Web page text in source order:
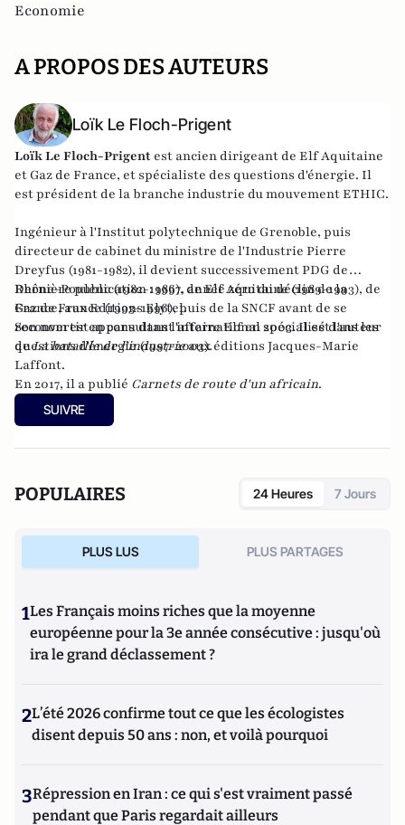
Economie
A PROPOS DES AUTEURS
Loïk Le Floch-Prigent
Loïk Le Floch-Prigent est ancien dirigeant de Elf Aquitaine
et Gaz de France, et spécialiste des questions d'énergie. Il
est président de la branche industrie du mouvement ETHIC.
Ingénieur à l'Institut polytechnique de Grenoble, puis
directeur de cabinet du ministre de l'Industrie Pierre
Dreyfus (1981-1982), il devient successivement PDG de
Rhône-Poulenc (1982-1986), de Elf Aquitaine (1989-1993), de
Gaz de France (1993-1996), puis de la SNCF avant de se
reconvertir en consultant international spécialisé dans les
questions d'énergie (1997-2003).
Dernière publication :1997, année zéro du déclin de la
France, aux Editions Elytel.
Son nom est apparu dans l'affaire Elf en 2003. Il est l'auteur
deLa bataille de l'industrieaux éditions Jacques-Marie
Laffont.
En 2017, il a publié Carnets de route d'un africain.
SUIVRE
POPULAIRES 24 Heures 7 Jours
PLUS LUS PLUS PARTAGES
1Les Français moins riches que la moyenne
européenne pour la 3e année consécutive : jusqu'où
ira le grand déclassement ?
2L’été 2026 confirme tout ce que les écologistes
disent depuis 50 ans : non, et voilà pourquoi
3Répression en Iran : ce qui s'est vraiment passé
pendant que Paris regardait ailleurs